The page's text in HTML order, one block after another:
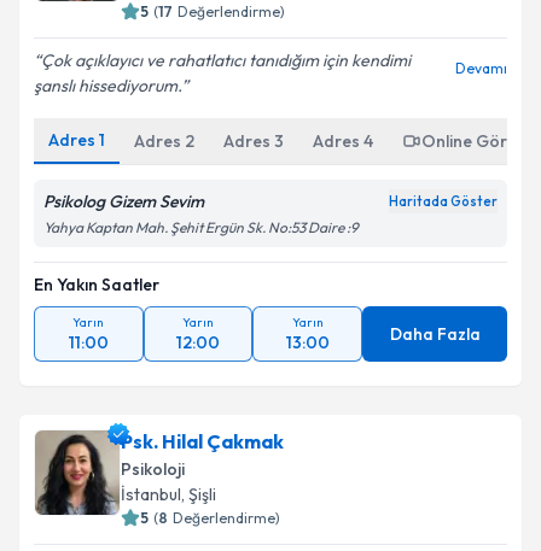
5 (17 Değerlendirme)
Çok açıklayıcı ve rahatlatıcı tanıdığım için kendimi
şanslı hissediyorum.
Devamı
Adres 1 Adres 2 Adres 3 Adres 4 Online
Psikolog Gizem Sevim Haritada Göster
Yahya Kaptan Mah. Şehit Ergün Sk. No:53 Daire :9
En Yakın Saatler
Yarın
11:00
Yarın
12:00
Yarın
13:00 Daha Fazla
Psk. Hilal Çakmak
Psikoloji
İstanbul, Şişli
5 (8 Değerlendirme)